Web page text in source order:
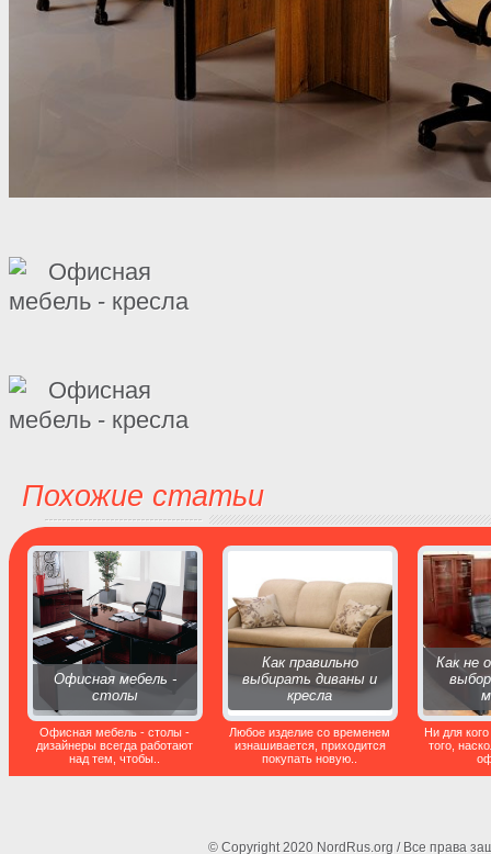
Похожие статьи
Офисная мебель -
столы
Офисная мебель - столы -
дизайнеры всегда работают
над тем, чтобы..
Как правильно
выбирать диваны и
кресла
Любое изделие со временем
изнашивается, приходится
покупать новую..
Как не
Ни для
того,
© Copyright 2020 NordRus.org / Все права